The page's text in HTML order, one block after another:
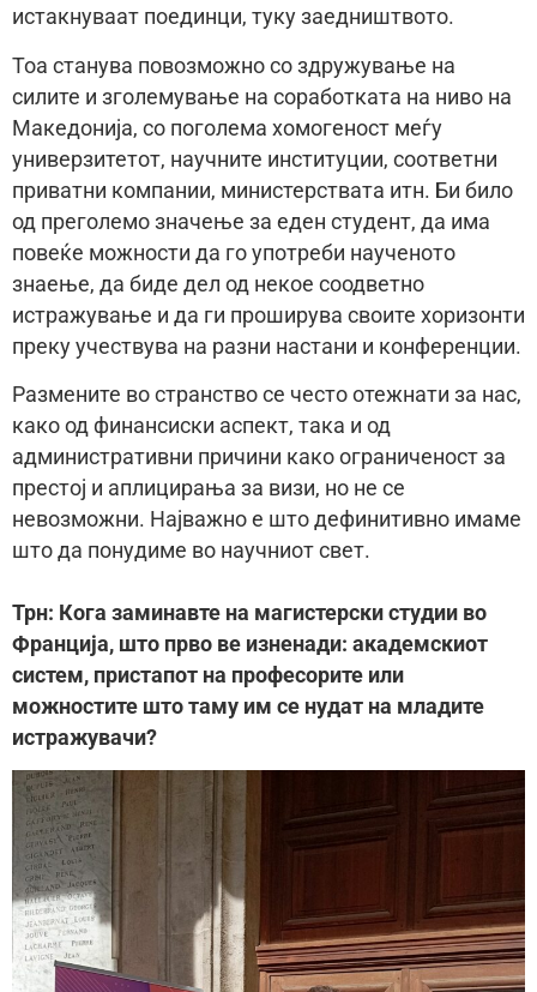
истакнуваат поединци, туку заедништвото.
Тоа станува повозможно со здружување на
силите и зголемување на соработката на ниво на
Македонија, со поголема хомогеност меѓу
универзитетот, научните институции, соответни
приватни компании, министерствата итн. Би било
од преголемо значење за еден студент, да има
повеќе можности да го употреби наученото
знаење, да биде дел од некое соодветно
истражување и да ги проширува своите хоризонти
преку учествува на разни настани и конференции.
Размените во странство се често отежнати за нас,
како од финансиски аспект, така и од
административни причини како ограниченост за
престој и аплицирања за визи, но не се
невозможни. Најважно е што дефинитивно имаме
што да понудиме во научниот свет.
Трн: Кога заминавте на магистерски студии во
Франција, што прво ве изненади: академскиот
систем, пристапот на професорите или
можностите што таму им се нудат на младите
истражувачи?